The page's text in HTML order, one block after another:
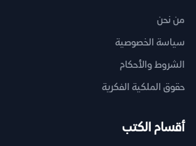
من نحن
سياسة الخصوصية
الشروط والأحكام
حقوق الملكية الفكرية
أقسام الكتب